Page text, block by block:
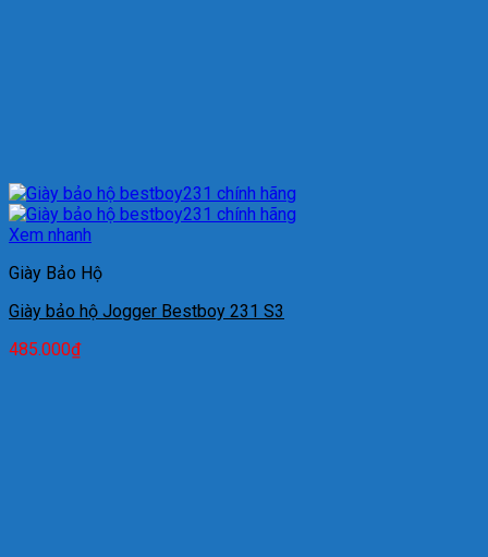
Xem nhanh
Giày Bảo Hộ
Giày bảo hộ Jogger Bestboy 231 S3
485.000₫